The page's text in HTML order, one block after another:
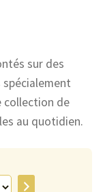
sur des
collection de
au quotidien.